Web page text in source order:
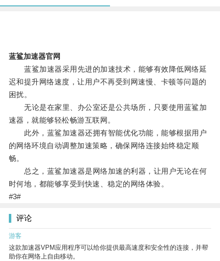
蓝鲨加速器官网
蓝鲨加速器采用先进的加速技术，能够有效降低网络延
迟和提升网络速度，让用户不再受到网速慢、卡顿等问题的
困扰。
无论是在家里、办公室还是公共场所，只要使用蓝鲨加
速器，就能够轻松畅游互联网。
此外，蓝鲨加速器还拥有智能优化功能，能够根据用户
的网络环境自动调整加速策略，确保网络连接始终稳定顺
畅。
总之，蓝鲨加速器是网络加速的利器，让用户无论在何
时何地，都能够享受到快速、稳定的网络体验。
#3#
评论
游客
这款加速器VPM应用程序可以给你提供最高速度和安全性的连接，并帮
助你在网络上自由移动。